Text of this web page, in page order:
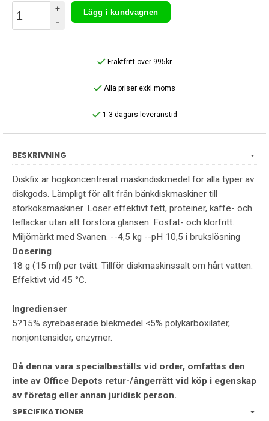
+
-
Lägg i kundvagnen
Fraktfritt över 995kr
Alla priser exkl.moms
1-3 dagars leveranstid
BESKRIVNING
Diskfix är högkoncentrerat maskindiskmedel för alla typer av
diskgods. Lämpligt för allt från bänkdiskmaskiner till
storköksmaskiner. Löser effektivt fett, proteiner, kaffe- och
tefläckar utan att förstöra glansen. Fosfat- och klorfritt.
Miljömärkt med Svanen. --4,5 kg --pH 10,5 i brukslösning
Dosering
18 g (15 ml) per tvätt. Tillför diskmaskinssalt om hårt vatten.
Effektivt vid 45 °C.
Ingredienser
5?15% syrebaserade blekmedel <5% polykarboxilater,
nonjontensider, enzymer.
Då denna vara specialbeställs vid order, omfattas den
inte av Office Depots retur-/ångerrätt vid köp i egenskap
av företag eller annan juridisk person.
SPECIFIKATIONER